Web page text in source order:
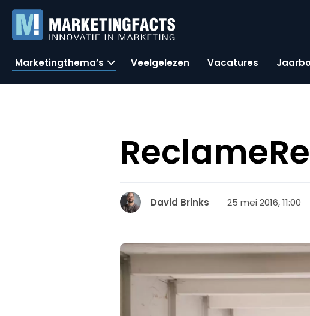
Marketingthema’s Veelgelezen Vacatures
David Brinks 25 mei 2016, 11:00